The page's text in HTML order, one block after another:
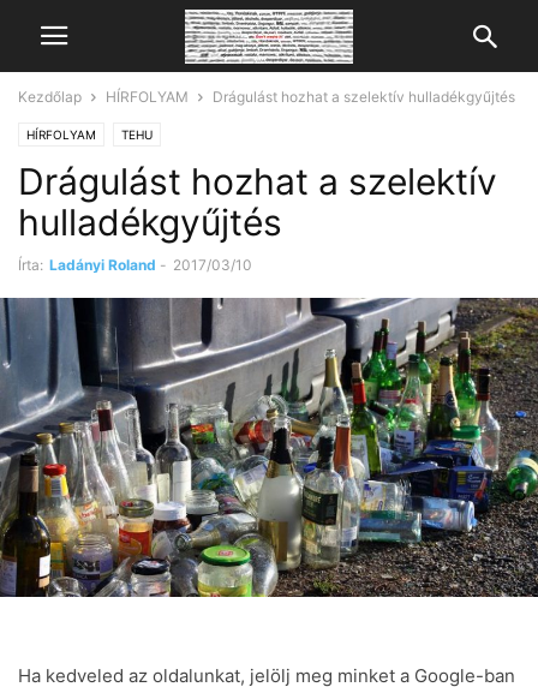
Kezdőlap HÍRFOLYAM Drágulást hozhat a szelektív hulladékgyűjtés
HÍRFOLYAM TEHU
Drágulást hozhat a szelektív
hulladékgyűjtés
Írta: Ladányi Roland - 2017/03/10
Ha kedveled az oldalunkat, jelölj meg minket a Google-ban